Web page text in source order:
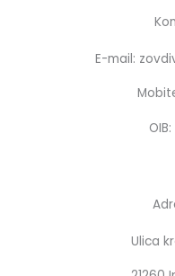
E-mail:
Ulica